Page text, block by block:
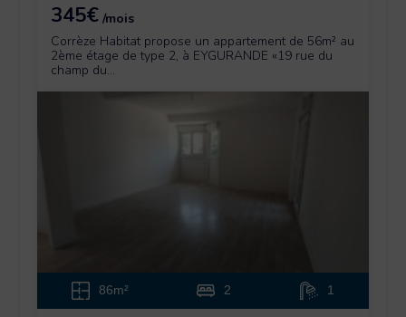
345€ /mois
Corrèze Habitat propose un appartement de 56m² au
2ème étage de type 2, à EYGURANDE «19 rue du
champ du...
86m² 2 1